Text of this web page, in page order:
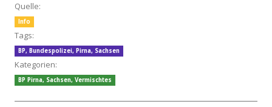
Quelle:
Info
Tags:
BP, Bundespolizei, Pirna, Sachsen
Kategorien:
BP Pirna, Sachsen, Vermischtes